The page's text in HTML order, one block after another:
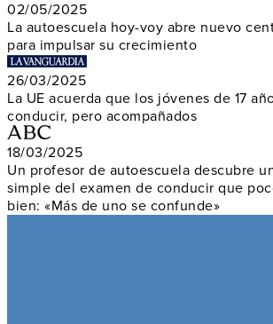
02/05/2025
La autoescuela hoy-voy abre nuevo
para impulsar su crecimiento
26/03/2025
La UE acuerda que los jóvenes de 17
conducir, pero acompañados
18/03/2025
Un profesor de autoescuela descubre
simple del examen de conducir que
bien: «Más de uno se confunde»